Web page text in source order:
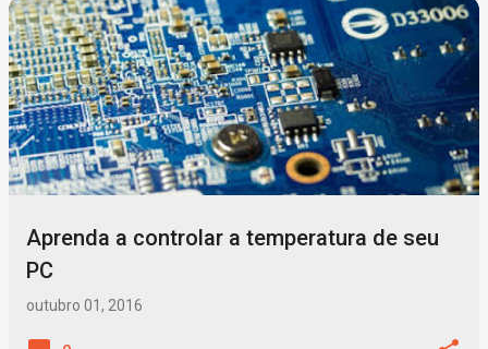
Aprenda a controlar a temperatura de seu
PC
outubro 01, 2016